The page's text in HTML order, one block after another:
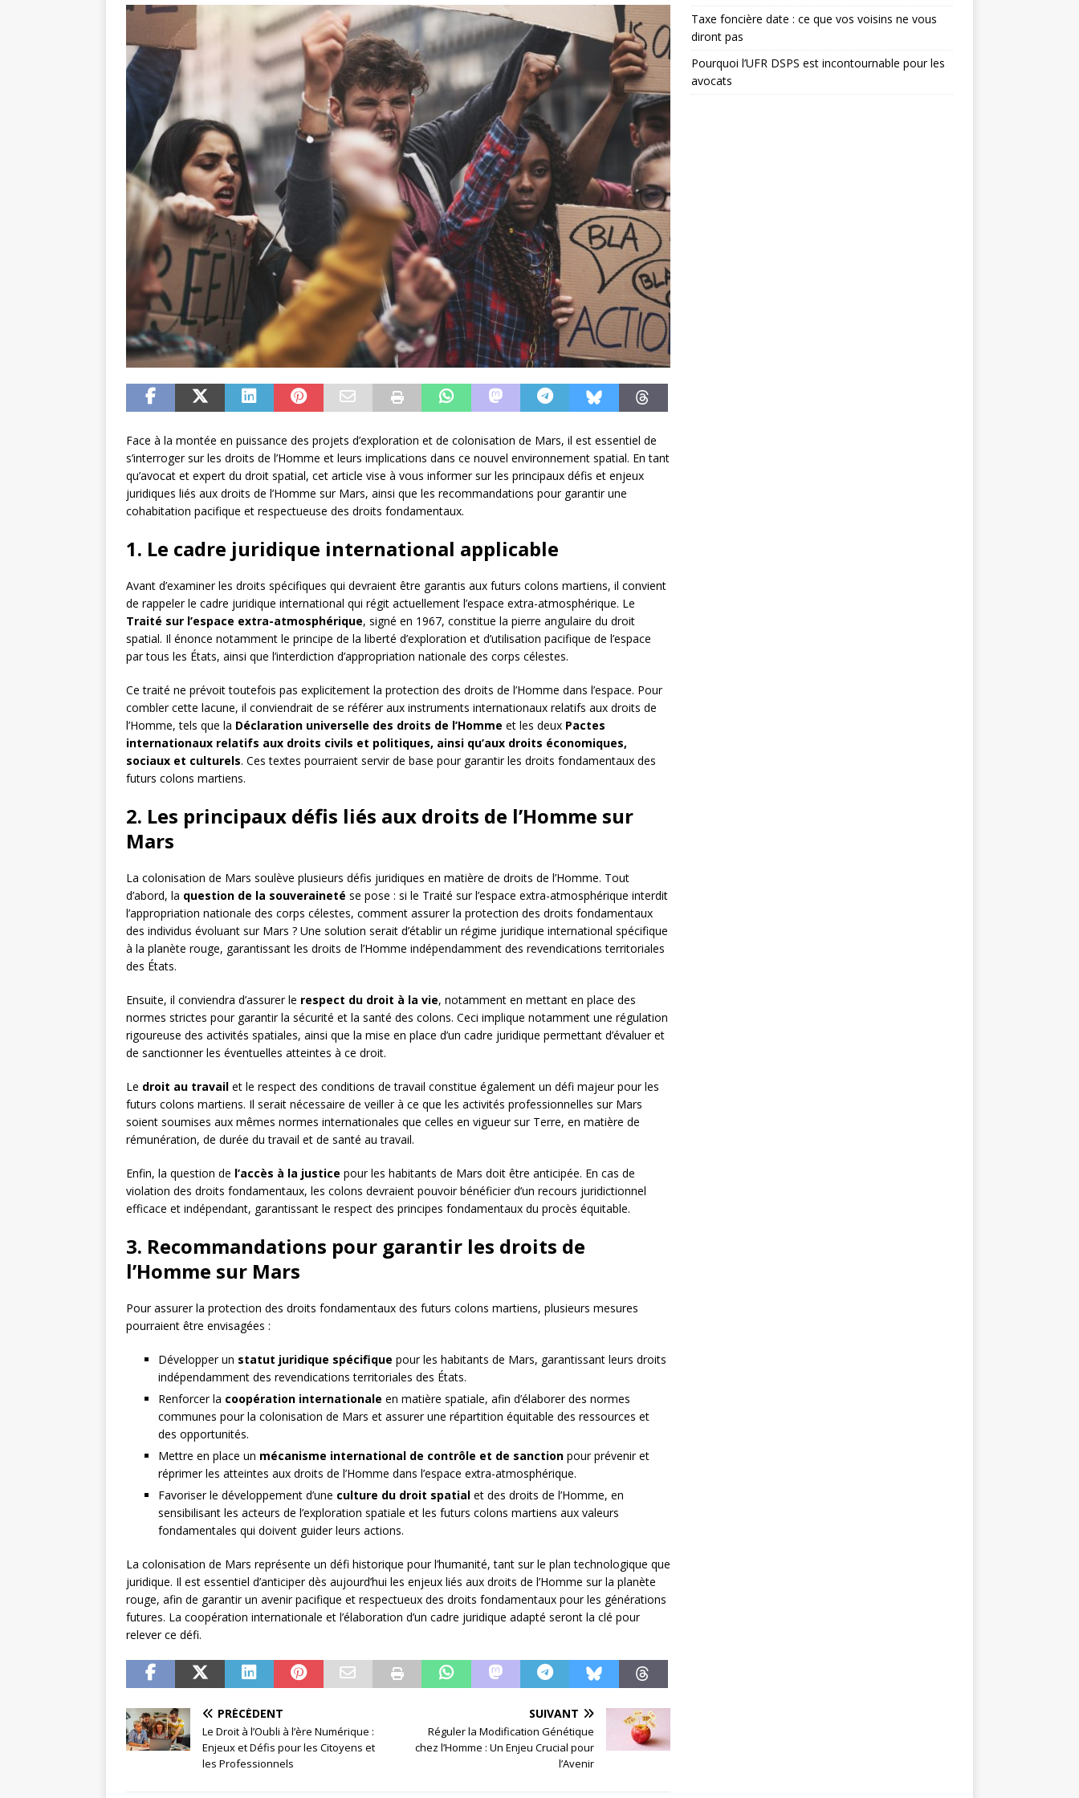
Face à la montée en puissance des projets d’exploration et de colonisation de Mars, il est essentiel de
s’interroger sur les droits de l’Homme et leurs implications dans ce nouvel environnement spatial. En tant
qu’avocat et expert du droit spatial, cet article vise à vous informer sur les principaux défis et enjeux
juridiques liés aux droits de l’Homme sur Mars, ainsi que les recommandations pour garantir une
cohabitation pacifique et respectueuse des droits fondamentaux.
1. Le cadre juridique international applicable
Avant d’examiner les droits spécifiques qui devraient être garantis aux futurs colons martiens, il convient
de rappeler le cadre juridique international qui régit actuellement l’espace extra-atmosphérique. Le
Traité sur l’espace extra-atmosphérique, signé en 1967, constitue la pierre angulaire du droit
spatial. Il énonce notamment le principe de la liberté d’exploration et d’utilisation pacifique de l’espace
par tous les États, ainsi que l’interdiction d’appropriation nationale des corps célestes.
Ce traité ne prévoit toutefois pas explicitement la protection des droits de l’Homme dans l’espace. Pour
combler cette lacune, il conviendrait de se référer aux instruments internationaux relatifs aux droits de
l’Homme, tels que la Déclaration universelle des droits de l’Homme et les deux Pactes
internationaux relatifs aux droits civils et politiques, ainsi qu’aux droits économiques,
sociaux et culturels. Ces textes pourraient servir de base pour garantir les droits fondamentaux des
futurs colons martiens.
2. Les principaux défis liés aux droits de l’Homme sur
Mars
La colonisation de Mars soulève plusieurs défis juridiques en matière de droits de l’Homme. Tout
d’abord, la question de la souveraineté se pose : si le Traité sur l’espace extra-atmosphérique interdit
l’appropriation nationale des corps célestes, comment assurer la protection des droits fondamentaux
des individus évoluant sur Mars ? Une solution serait d’établir un régime juridique international spécifique
à la planète rouge, garantissant les droits de l’Homme indépendamment des revendications territoriales
des États.
Ensuite, il conviendra d’assurer le respect du droit à la vie, notamment en mettant en place des
normes strictes pour garantir la sécurité et la santé des colons. Ceci implique notamment une régulation
rigoureuse des activités spatiales, ainsi que la mise en place d’un cadre juridique permettant d’évaluer et
de sanctionner les éventuelles atteintes à ce droit.
Le droit au travail et le respect des conditions de travail constitue également un défi majeur pour les
futurs colons martiens. Il serait nécessaire de veiller à ce que les activités professionnelles sur Mars
soient soumises aux mêmes normes internationales que celles en vigueur sur Terre, en matière de
rémunération, de durée du travail et de santé au travail.
Enfin, la question de l’accès à la justice pour les habitants de Mars doit être anticipée. En cas de
violation des droits fondamentaux, les colons devraient pouvoir bénéficier d’un recours juridictionnel
efficace et indépendant, garantissant le respect des principes fondamentaux du procès équitable.
3. Recommandations pour garantir les droits de
l’Homme sur Mars
Pour assurer la protection des droits fondamentaux des futurs colons martiens, plusieurs mesures
pourraient être envisagées :
Développer un statut juridique spécifique pour les habitants de Mars, garantissant leurs droits
indépendamment des revendications territoriales des États.
Renforcer la coopération internationale en matière spatiale, afin d’élaborer des normes
communes pour la colonisation de Mars et assurer une répartition équitable des ressources et
des opportunités.
Mettre en place un mécanisme international de contrôle et de sanction pour prévenir et
réprimer les atteintes aux droits de l’Homme dans l’espace extra-atmosphérique.
Favoriser le développement d’une culture du droit spatial et des droits de l’Homme, en
sensibilisant les acteurs de l’exploration spatiale et les futurs colons martiens aux valeurs
fondamentales qui doivent guider leurs actions.
La colonisation de Mars représente un défi historique pour l’humanité, tant sur le plan technologique que
juridique. Il est essentiel d’anticiper dès aujourd’hui les enjeux liés aux droits de l’Homme sur la planète
rouge, afin de garantir un avenir pacifique et respectueux des droits fondamentaux pour les générations
futures. La coopération internationale et l’élaboration d’un cadre juridique adapté seront la clé pour
relever ce défi.
PRÉCÉDENT
Le Droit à l’Oubli à l’ère Numérique :
Enjeux et Défis pour les Citoyens et
les Professionnels
SUIVANT
Réguler la Modification Génétique
chez l’Homme : Un Enjeu Crucial pour
l’Avenir
Taxe foncière date : ce que vos voisins ne vous
diront pas
Pourquoi l’UFR DSPS est incontournable pour les
avocats